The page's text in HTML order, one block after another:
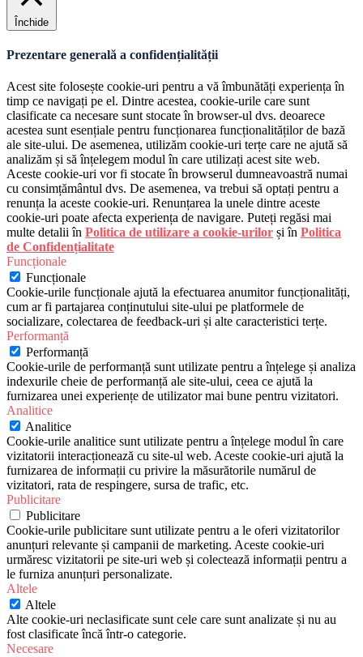
Închide
Prezentare generală a confidențialității
Acest site folosește cookie-uri pentru a vă îmbunătăți experiența în
timp ce navigați pe el. Dintre acestea, cookie-urile care sunt
clasificate ca necesare sunt stocate în browser-ul dvs. deoarece
acestea sunt esențiale pentru funcționarea funcționalităților de bază
ale site-ului. De asemenea, utilizăm cookie-uri terțe care ne ajută să
analizăm și să înțelegem modul în care utilizați acest site web.
Aceste cookie-uri vor fi stocate în browserul dumneavoastră numai
cu consimțământul dvs. De asemenea, va trebui să optați pentru a
renunța la aceste cookie-uri. Renunțarea la unele dintre aceste
cookie-uri poate afecta experiența de navigare. Puteți regăsi mai
multe detalii în Politica de utilizare a cookie-urilor și în Politica
de Confidențialitate
Funcționale
Funcționale
Cookie-urile funcționale ajută la efectuarea anumitor funcționalități,
cum ar fi partajarea conținutului site-ului pe platformele de
socializare, colectarea de feedback-uri și alte caracteristici terțe.
Performanță
Performanță
Cookie-urile de performanță sunt utilizate pentru a înțelege și analiza
indexurile cheie de performanță ale site-ului, ceea ce ajută la
furnizarea unei experiențe de utilizator mai bune pentru vizitatori.
Analitice
Analitice
Cookie-urile analitice sunt utilizate pentru a înțelege modul în care
vizitatorii interacționează cu site-ul web. Aceste cookie-uri ajută la
furnizarea de informații cu privire la măsurătorile numărul de
vizitatori, rata de respingere, sursa de trafic, etc.
Publicitare
Publicitare
Cookie-urile publicitare sunt utilizate pentru a le oferi vizitatorilor
anunțuri relevante și campanii de marketing. Aceste cookie-uri
urmăresc vizitatorii pe site-uri web și colectează informații pentru a
le furniza anunțuri personalizate.
Altele
Altele
Alte cookie-uri neclasificate sunt cele care sunt analizate și nu au
fost clasificate încă într-o categorie.
Necesare